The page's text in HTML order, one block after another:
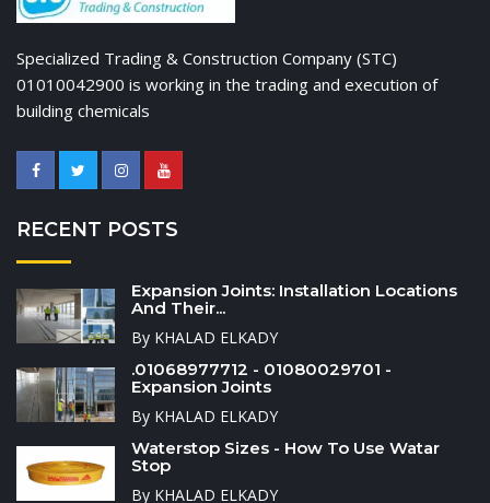
Specialized Trading & Construction Company (STC)
01010042900 is working in the trading and execution of
building chemicals
RECENT POSTS
Expansion Joints: Installation Locations
And Their...
By KHALAD ELKADY
.01068977712 - 01080029701 -
Expansion Joints
By KHALAD ELKADY
Waterstop Sizes - How To Use Watar
Stop
By KHALAD ELKADY